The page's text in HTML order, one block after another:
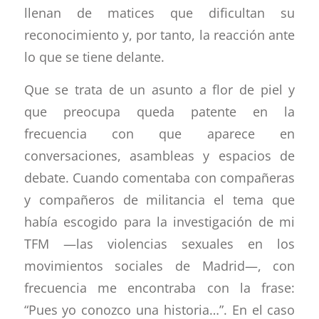
llenan de matices que dificultan su
reconocimiento y, por tanto, la reacción ante
lo que se tiene delante.
Que se trata de un asunto a flor de piel y
que preocupa queda patente en la
frecuencia con que aparece en
conversaciones, asambleas y espacios de
debate. Cuando comentaba con compañeras
y compañeros de militancia el tema que
había escogido para la investigación de mi
TFM —las violencias sexuales en los
movimientos sociales de Madrid—, con
frecuencia me encontraba con la frase:
“Pues yo conozco una historia…”. En el caso